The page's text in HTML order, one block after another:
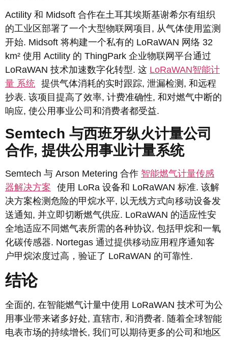
Actility 和 Midsoft 合作在土耳其埃斯基谢希尔有组织
的工业区部署了一个大型物联网项目, 从气体使用监测
开始. Midsoft 将构建一个私有的 LoRaWAN 网络 32
km² 使用 Actility 的 ThingPark 企业物联网平台通过
LoRaWAN 技术加速数字化转型. 这 LoRaWAN智能计
量 系统 提供气体消耗的实时跟踪, 泄漏检测, 和远程
抄表. 该项目提高了效率, 计费准确性, 和对燃气中断的
响应, 使公用事业公司和消费者都受益.
Semtech 与西班牙纵火计量公司
合作, 提供公用事业计量系统
Semtech 与 Arson Metering 合作 智能燃气计量传感
器解决方案
使用 LoRa 设备和 LoRaWAN 标准. 该解
决方案检测危险的甲烷水平, 以无线方式向移动设备发
送通知, 并立即切断燃气供应. LoRaWAN 的适应性安
全地适应不同燃气表所需的各种协议, 包括甲烷和一氧
化碳传感器. Nortegas 通过提供移动应用程序通知客
户甲烷浓度过高，验证了 LoRaWAN 的可靠性.
结论
全面的, 在智能燃气计量中使用 LoRaWAN 技术可为公
用事业带来诸多好处, 直辖市, 和消费者. 随着全球智能
电表市场的持续增长, 我们可以期待更多的公司和地区